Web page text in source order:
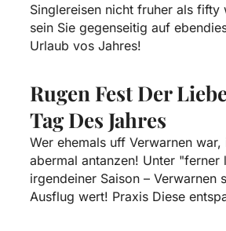
Singlereisen nicht fruher als fifty
sein Sie gegenseitig auf
Urlaub vos Jahres!
Rugen Fest Der
Tag Des Jahres
Wer ehemals uff Verwarnen war,
abermal antanzen! Unter "ferner
irgendeiner Saison – Verwarnen
Ausflug wert! Praxis Diese